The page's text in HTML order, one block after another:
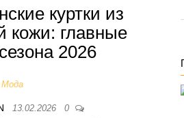
куртки из
кожи: главные
2026
Мода
13.02.2026 0